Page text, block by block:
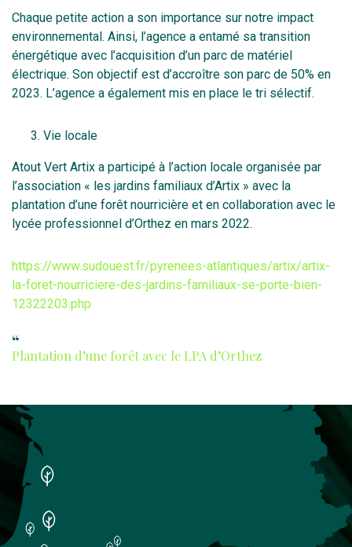
Chaque petite action a son importance sur notre impact
environnemental. Ainsi, l’agence a entamé sa transition
énergétique avec l’acquisition d’un parc de matériel
électrique. Son objectif est d’accroître son parc de 50% en
2023. L’agence a également mis en place le tri sélectif.
Vie locale
Atout Vert Artix a participé à l’action locale organisée par
l’association « les jardins familiaux d’Artix » avec la
plantation d’une forêt nourricière et en collaboration avec le
lycée professionnel d’Orthez en mars 2022.
https://www.sudouest.fr/pyrenees-atlantiques/artix/artix-
la-foret-nourriciere-des-jardins-familiaux-se-porte-bien-
12322203.php
Plantation d’une forêt avec le LPA d’Orthez